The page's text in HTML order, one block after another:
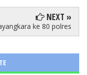
NEXT »
ke 80 polres